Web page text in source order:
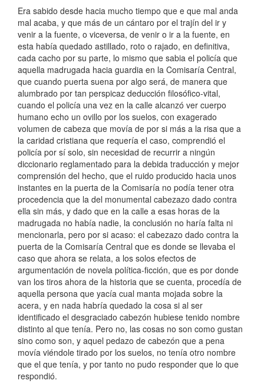
Era sabido desde hacia mucho tiempo que e que mal anda
mal acaba, y que más de un cántaro por el trajín del ir y
venir a la fuente, o viceversa, de venir o ir a la fuente, en
esta había quedado astillado, roto o rajado, en definitiva,
cada cacho por su parte, lo mismo que sabia el policía que
aquella madrugada hacia guardia en la Comisaría Central,
que cuando puerta suena por algo será, de manera que
alumbrado por tan perspicaz deducción filosófico-vital,
cuando el policía una vez en la calle alcanzó ver cuerpo
humano echo un ovillo por los suelos, con exagerado
volumen de cabeza que movía de por si más a la risa que a
la caridad cristiana que requería el caso, comprendió el
policía por sí solo, sin necesidad de recurrir a ningún
diccionario reglamentado para la debida traducción y mejor
comprensión del hecho, que el ruido producido hacia unos
instantes en la puerta de la Comisaría no podía tener otra
procedencia que la del monumental cabezazo dado contra
ella sin más, y dado que en la calle a esas horas de la
madrugada no había nadie, la conclusión no haría falta ni
mencionarla, pero por si acaso: el cabezazo dado contra la
puerta de la Comisaría Central que es donde se llevaba el
caso que ahora se relata, a los solos efectos de
argumentación de novela política-ficción, que es por donde
van los tiros ahora de la historia que se cuenta, procedía de
aquella persona que yacía cual manta mojada sobre la
acera, y en nada habría quedado la cosa si al ser
identificado el desgraciado cabezón hubiese tenido nombre
distinto al que tenía. Pero no, las cosas no son como gustan
sino como son, y aquel pedazo de cabezón que a pena
movía viéndole tirado por los suelos, no tenía otro nombre
que el que tenía, y por tanto no pudo responder que lo que
respondió.